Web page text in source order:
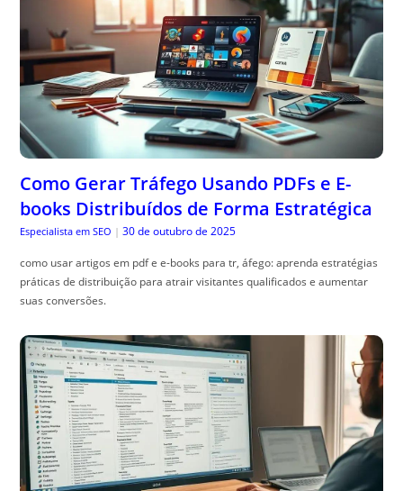
Como Gerar Tráfego Usando PDFs e E-
books Distribuídos de Forma Estratégica
Especialista em SEO | 30 de outubro de 2025
como usar artigos em pdf e e-books para tr, áfego: aprenda estratégias
práticas de distribuição para atrair visitantes qualificados e aumentar
suas conversões.